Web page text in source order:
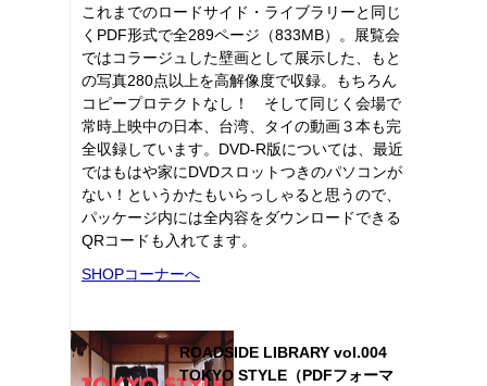
これまでのロードサイド・ライブラリーと同じ
くPDF形式で全289ページ（833MB）。展覧会
ではコラージュした壁画として展示した、もと
の写真280点以上を高解像度で収録。もちろん
コピープロテクトなし！ そして同じく会場で
常時上映中の日本、台湾、タイの動画３本も完
全収録しています。DVD-R版については、最近
ではもはや家にDVDスロットつきのパソコンが
ない！というかたもいらっしゃると思うので、
パッケージ内には全内容をダウンロードできる
QRコードも入れてます。
SHOPコーナーへ
ROADSIDE LIBRARY vol.004
TOKYO STYLE（PDFフォーマ